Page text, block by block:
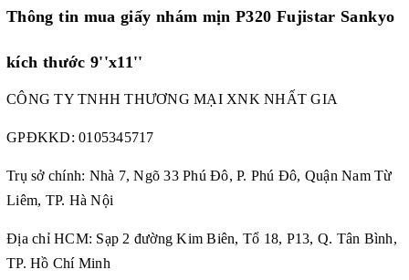
Thông tin mua giấy nhám mịn P320 Fujistar Sankyo
kích thước 9''x11''
CÔNG TY TNHH THƯƠNG MẠI XNK NHẤT GIA
GPĐKKD: 0105345717
Trụ sở chính: Nhà 7, Ngõ 33 Phú Đô, P. Phú Đô, Quận Nam Từ
Liêm, TP. Hà Nội
Địa chỉ HCM: Sạp 2 đường Kim Biên, Tổ 18, P13, Q. Tân Bình,
TP. Hồ Chí Minh